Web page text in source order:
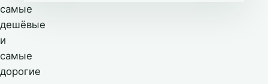
самые
дешёвые
и
самые
дорогие